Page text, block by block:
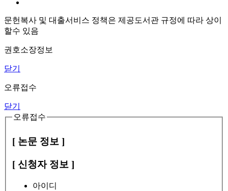
문헌복사 및 대출서비스 정책은 제공도서관 규정에 따라 상이
할수 있음
권호소장정보
닫기
오류접수
닫기
오류접수
[ 논문 정보 ]
[ 신청자 정보 ]
아이디